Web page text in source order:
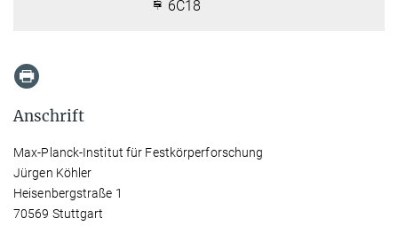
6C18
Anschrift
Max-Planck-Institut für Festkörperforschung
Jürgen Köhler
Heisenbergstraße 1
70569 Stuttgart